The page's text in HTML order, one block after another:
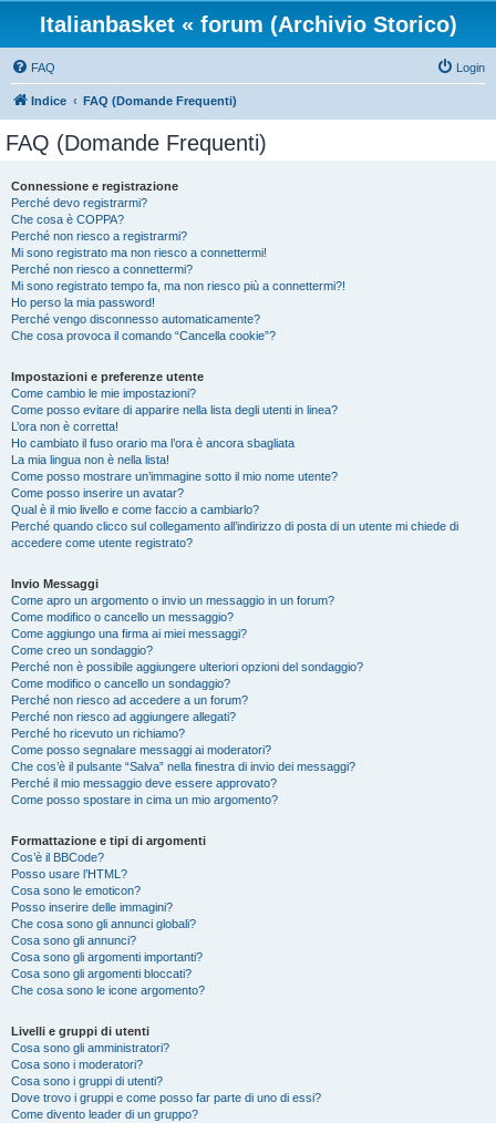
Italianbasket « forum (Archivio Storico)
FAQ Login
Indice FAQ (Domande Frequenti)
FAQ (Domande Frequenti)
Connessione e registrazione
Perché devo registrarmi?
Che cosa è COPPA?
Perché non riesco a registrarmi?
Mi sono registrato ma non riesco a connettermi!
Perché non riesco a connettermi?
Mi sono registrato tempo fa, ma non riesco più a connettermi?!
Ho perso la mia password!
Perché vengo disconnesso automaticamente?
Che cosa provoca il comando “Cancella cookie”?
Impostazioni e preferenze utente
Come cambio le mie impostazioni?
Come posso evitare di apparire nella lista degli utenti in linea?
L’ora non è corretta!
Ho cambiato il fuso orario ma l’ora è ancora sbagliata
La mia lingua non è nella lista!
Come posso mostrare un’immagine sotto il mio nome utente?
Come posso inserire un avatar?
Qual è il mio livello e come faccio a cambiarlo?
Perché quando clicco sul collegamento all’indirizzo di posta di un utente mi chiede di
accedere come utente registrato?
Invio Messaggi
Come apro un argomento o invio un messaggio in un forum?
Come modifico o cancello un messaggio?
Come aggiungo una firma ai miei messaggi?
Come creo un sondaggio?
Perché non è possibile aggiungere ulteriori opzioni del sondaggio?
Come modifico o cancello un sondaggio?
Perché non riesco ad accedere a un forum?
Perché non riesco ad aggiungere allegati?
Perché ho ricevuto un richiamo?
Come posso segnalare messaggi ai moderatori?
Che cos’è il pulsante “Salva” nella finestra di invio dei messaggi?
Perché il mio messaggio deve essere approvato?
Come posso spostare in cima un mio argomento?
Formattazione e tipi di argomenti
Cos’è il BBCode?
Posso usare l’HTML?
Cosa sono le emoticon?
Posso inserire delle immagini?
Che cosa sono gli annunci globali?
Cosa sono gli annunci?
Cosa sono gli argomenti importanti?
Cosa sono gli argomenti bloccati?
Che cosa sono le icone argomento?
Livelli e gruppi di utenti
Cosa sono gli amministratori?
Cosa sono i moderatori?
Cosa sono i gruppi di utenti?
Dove trovo i gruppi e come posso far parte di uno di essi?
Come divento leader di un gruppo?